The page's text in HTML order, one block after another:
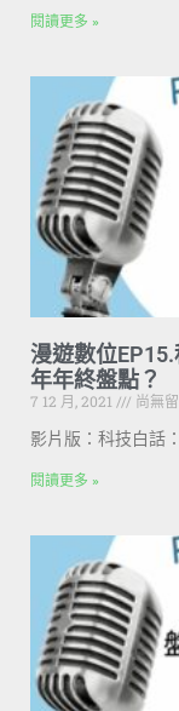
閱讀更多 »
漫遊數位
年年終盤點？
7 12 月, 2021
尚無
影片版：科技白話
閱讀更多 »